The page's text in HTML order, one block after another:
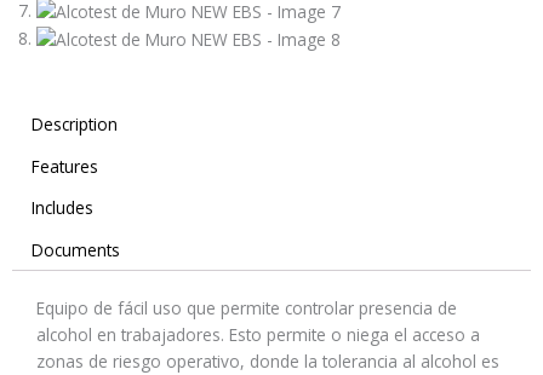
Description
Features
Includes
Documents
Equipo de fácil uso que permite controlar presencia de
alcohol en trabajadores. Esto permite o niega el acceso a
zonas de riesgo operativo, donde la tolerancia al alcohol es